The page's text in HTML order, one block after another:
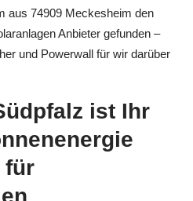
aus 74909 Meckesheim den
Anbieter gefunden –
und Powerwall für wir darüber
ist Ihr
für